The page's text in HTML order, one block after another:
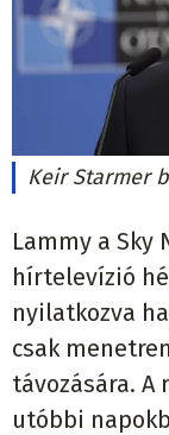
Keir Starmer
Lammy a Sky
hírtelevízió
nyilatkozva
csak
távozására.
utóbbi